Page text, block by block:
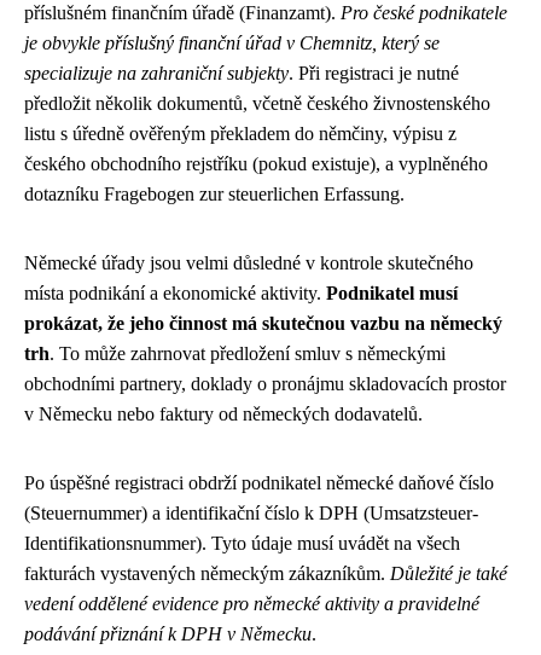
příslušném finančním úřadě (Finanzamt). Pro české podnikatele
je obvykle příslušný finanční úřad v Chemnitz, který se
specializuje na zahraniční subjekty. Při registraci je nutné
předložit několik dokumentů, včetně českého živnostenského
listu s úředně ověřeným překladem do němčiny, výpisu z
českého obchodního rejstříku (pokud existuje), a vyplněného
dotazníku Fragebogen zur steuerlichen Erfassung.
Německé úřady jsou velmi důsledné v kontrole skutečného
místa podnikání a ekonomické aktivity. Podnikatel musí
prokázat, že jeho činnost má skutečnou vazbu na německý
trh. To může zahrnovat předložení smluv s německými
obchodními partnery, doklady o pronájmu skladovacích prostor
v Německu nebo faktury od německých dodavatelů.
Po úspěšné registraci obdrží podnikatel německé daňové číslo
(Steuernummer) a identifikační číslo k DPH (Umsatzsteuer-
Identifikationsnummer). Tyto údaje musí uvádět na všech
fakturách vystavených německým zákazníkům. Důležité je také
vedení oddělené evidence pro německé aktivity a pravidelné
podávání přiznání k DPH v Německu.